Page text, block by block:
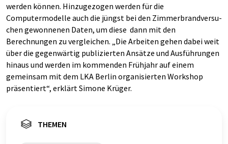
werden können. Hinzu­gezogen werden für die
Computermodelle auch die jüngst bei den Zimmerbrand­versu­
chen gewonnenen Daten, um diese dann mit den
Berechnungen zu vergleichen. „Die Arbeiten gehen dabei weit
über die gegenwärtig publizierten Ansätze und Aus­führungen
hinaus und werden im kommenden Frühjahr auf einem
gemeinsam mit dem LKA Berlin organisierten Workshop
präsentiert“, erklärt Simone Krüger.
THEMEN